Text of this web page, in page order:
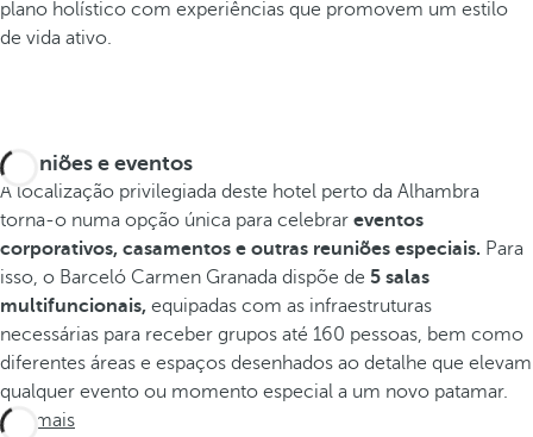
plano holístico com experiências que promovem um estilo
de vida ativo.
Reuniões e eventos
A localização privilegiada deste hotel perto da Alhambra
torna-o numa opção única para celebrar eventos
corporativos, casamentos e outras reuniões especiais. Para
isso, o Barceló Carmen Granada dispõe de 5 salas
multifuncionais, equipadas com as infraestruturas
necessárias para receber grupos até 160 pessoas, bem como
diferentes áreas e espaços desenhados ao detalhe que elevam
qualquer evento ou momento especial a um novo patamar.
Ver mais